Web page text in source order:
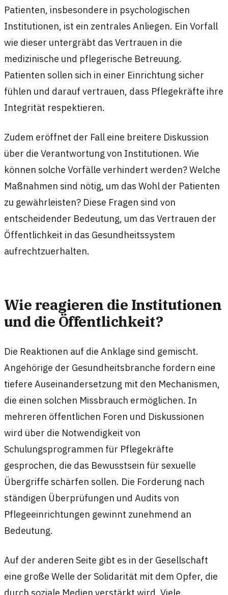
Patienten, insbesondere in psychologischen
Institutionen, ist ein zentrales Anliegen. Ein Vorfall
wie dieser untergräbt das Vertrauen in die
medizinische und pflegerische Betreuung.
Patienten sollen sich in einer Einrichtung sicher
fühlen und darauf vertrauen, dass Pflegekräfte ihre
Integrität respektieren.
Zudem eröffnet der Fall eine breitere Diskussion
über die Verantwortung von Institutionen. Wie
können solche Vorfälle verhindert werden? Welche
Maßnahmen sind nötig, um das Wohl der Patienten
zu gewährleisten? Diese Fragen sind von
entscheidender Bedeutung, um das Vertrauen der
Öffentlichkeit in das Gesundheitssystem
aufrechtzuerhalten.
Wie reagieren die Institutionen
und die Öffentlichkeit?
Die Reaktionen auf die Anklage sind gemischt.
Angehörige der Gesundheitsbranche fordern eine
tiefere Auseinandersetzung mit den Mechanismen,
die einen solchen Missbrauch ermöglichen. In
mehreren öffentlichen Foren und Diskussionen
wird über die Notwendigkeit von
Schulungsprogrammen für Pflegekräfte
gesprochen, die das Bewusstsein für sexuelle
Übergriffe schärfen sollen. Die Forderung nach
ständigen Überprüfungen und Audits von
Pflegeeinrichtungen gewinnt zunehmend an
Bedeutung.
Auf der anderen Seite gibt es in der Gesellschaft
eine große Welle der Solidarität mit dem Opfer, die